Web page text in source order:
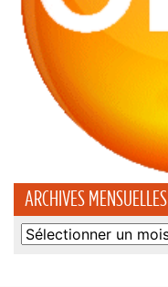
ARCHIVES MENSUELLES
Archives